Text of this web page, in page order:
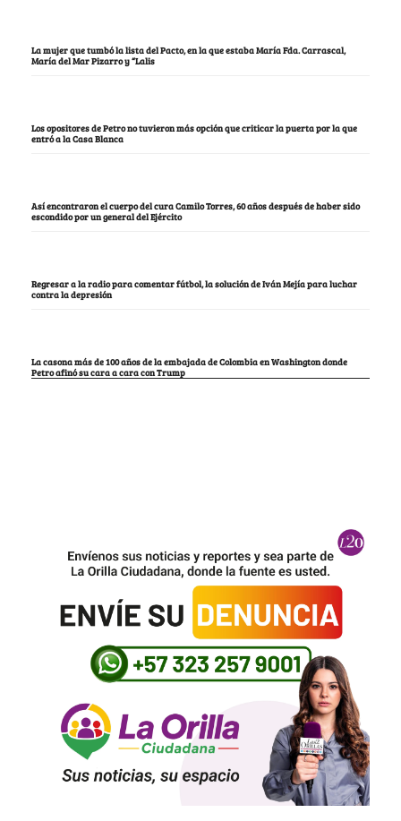
La mujer que tumbó la lista del Pacto, en la que estaba María Fda. Carrascal,
María del Mar Pizarro y “Lalis
Los opositores de Petro no tuvieron más opción que criticar la puerta por la que
entró a la Casa Blanca
Así encontraron el cuerpo del cura Camilo Torres, 60 años después de haber sido
escondido por un general del Ejército
Regresar a la radio para comentar fútbol, la solución de Iván Mejía para luchar
contra la depresión
La casona más de 100 años de la embajada de Colombia en Washington donde
Petro afinó su cara a cara con Trump